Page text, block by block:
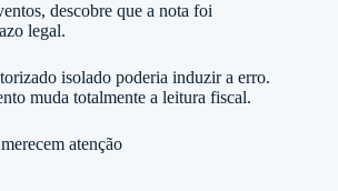
descobre que a nota foi
legal.
isolado poderia induzir a erro.
muda totalmente a leitura fiscal.
atenção